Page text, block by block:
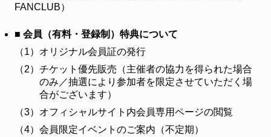
MEMBERSHIP
メンバーシップ
FANCLUB
ファンクラブ
FC NEWS
FANCLUB）
■ 会員（有料・登録制）特典について
（1） オリジナル会員証の発行
（2） チケット優先販売（主催者の協力を得られた場合
のみ／抽選により参加者を限定させていただく場
合がございます）
（3） オフィシャルサイト内会員専用ページの閲覧
（4） 会員限定イベントのご案内（不定期）